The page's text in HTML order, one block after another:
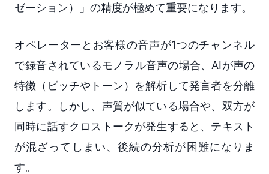
ゼーション）」の精度が極めて重要になります。
オペレーターとお客様の音声が1つのチャンネル
で録音されているモノラル音声の場合、AIが声の
特徴（ピッチやトーン）を解析して発言者を分離
します。しかし、声質が似ている場合や、双方が
同時に話すクロストークが発生すると、テキスト
が混ざってしまい、後続の分析が困難になりま
す。